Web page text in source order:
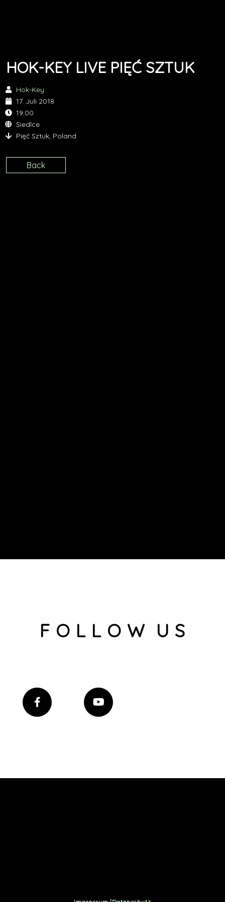
HOK-KEY LIVE PIĘĆ SZTUK
Hok-Key
17. Juli 2018
19:00
Siedlce
Pięć Sztuk, Poland
Back
F O L L O W U S